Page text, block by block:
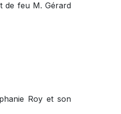
de feu M. Gérard
Roy et son